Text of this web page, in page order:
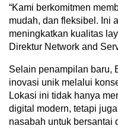
“Kami berkomitmen
mudah, dan fleksibel. Ini
meningkatkan kualitas
Direktur Network and
Selain penampilan baru,
inovasi unik melalui
Lokasi ini tidak hanya
digital modern, tetapi
nasabah untuk bersantai